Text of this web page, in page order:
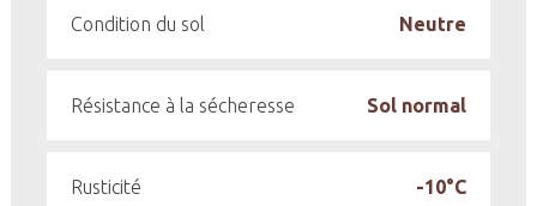
Condition du sol Neutre
Résistance à la sécheresse Sol normal
Rusticité -10°C